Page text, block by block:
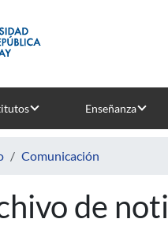
Enseñanza
Comunicación
de